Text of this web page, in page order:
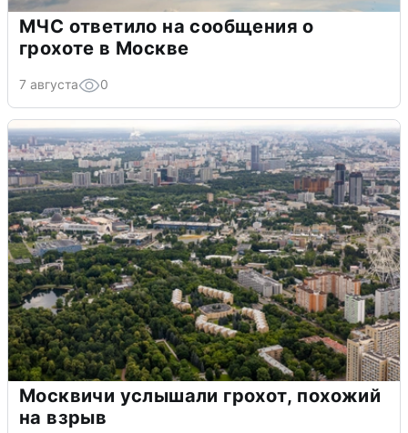
МЧС ответило на сообщения о
грохоте в Москве
7 августа 0
Москвичи услышали грохот, похожий
на взрыв